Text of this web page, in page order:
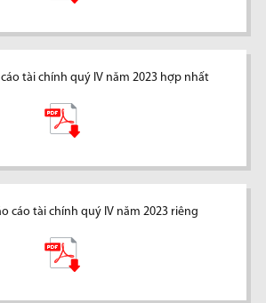
cáo tài chính quý IV năm 2023 hợp nhất
cáo tài chính quý IV năm 2023 riêng